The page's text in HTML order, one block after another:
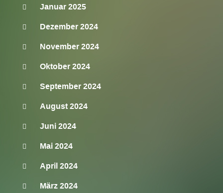
Januar 2025
Dezember 2024
November 2024
Oktober 2024
September 2024
August 2024
Juni 2024
Mai 2024
April 2024
März 2024